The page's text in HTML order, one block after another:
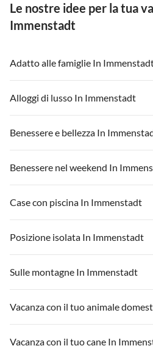
Le nostre idee per la tua
Immenstadt
Adatto alle famiglie In
Alloggi di lusso In Immenstadt
Benessere e bellezza In
Benessere nel weekend In
Case con piscina In Immenstadt
Posizione isolata In Immenstadt
Sulle montagne In Immenstadt
Vacanza con il tuo animale
Vacanza con il tuo cane In